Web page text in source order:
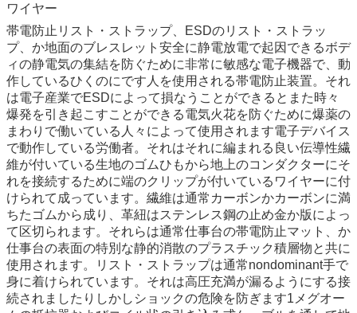
ワイヤー
帯電防止リスト・ストラップ、ESDのリスト・ストラッ
プ、か地面のブレスレット安全に静電放電で起因できるボデ
ィの静電気の集結を防ぐために非常に敏感な電子機器で、動
作しているひくのにです人を使用される帯電防止装置。それ
は電子産業でESDによって損なうことができるとまた時々
爆発を引き起こすことができる電気火花を防ぐために爆薬の
まわりで働いている人々によって使用されます電子デバイス
で動作している労働者。それはそれに編まれる良い伝導性繊
維が付いている生地のゴムひもから地上のコンダクターにそ
れを接続するために端のクリップが付いているワイヤーに付
けられて成っています。繊維は通常カーボンかカーボンに満
ちたゴムから成り、革紐はステンレス鋼の止め金か版によっ
て区切られます。それらは通常仕事台の帯電防止マット、か
仕事台の表面の特別な静的消散のプラスチック積層物と共に
使用されます。リスト・ストラップは通常nondominant手で
身に着けられています。それは高圧充満が漏るようにする接
続されましたりしかしショックの危険を防ぎます1メグオー